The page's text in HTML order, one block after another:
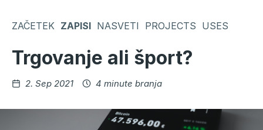
ZAČETEK ZAPISI NASVETI PROJECTS USES
Trgovanje ali šport?
Objavljeno
2. Sep 2021 4 minute branja